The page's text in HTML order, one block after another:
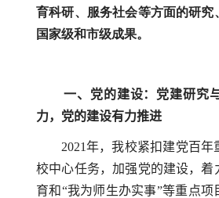
育科研、服务社会等方面的研究
国家级和市级成果。
一、党的建设：党建研究
力，党的建设有力推进
2021年，我校紧扣建党百年
校中心任务，加强党的建设，着
育和“我为师生办实事”等重点